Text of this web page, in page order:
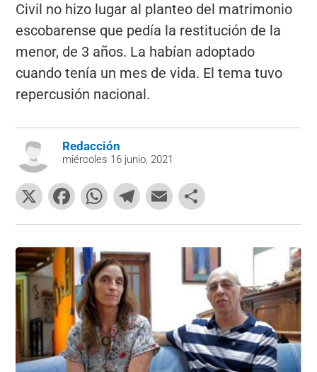
Civil no hizo lugar al planteo del matrimonio
escobarense que pedía la restitución de la
menor, de 3 años. La habían adoptado
cuando tenía un mes de vida. El tema tuvo
repercusión nacional.
Redacción
miércoles 16 junio, 2021
X
F
a
c
e
b
o
o
k
W
h
s
A
p
p
T
el
gr
a
m
E
m
ai
o
m
p
ar
tir